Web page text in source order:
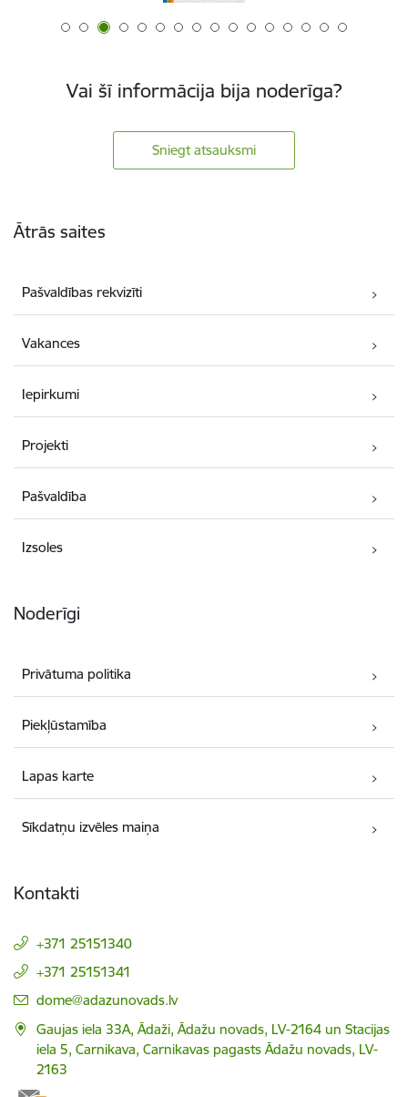
Vai šī informācija bija noderīga?
Sniegt atsauksmi
Ātrās saites
Pašvaldības rekvizīti
Vakances
Iepirkumi
Projekti
Pašvaldība
Izsoles
Noderīgi
Privātuma politika
Piekļūstamība
Lapas karte
Sīkdatņu izvēles maiņa
Kontakti
+371 25151340
+371 25151341
E-pasts:
dome@adazunovads.lv
Gaujas iela 33A, Ādaži, Ādažu novads, LV-2164 un Stacijas
iela 5, Carnikava, Carnikavas pagasts Ādažu novads, LV-
2163